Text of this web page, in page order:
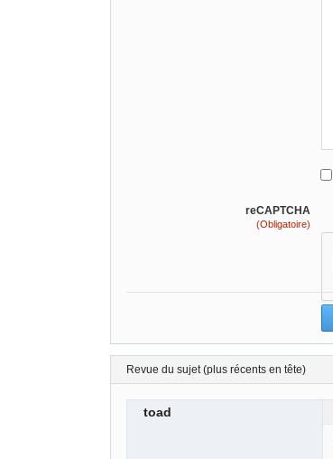
reCAPTCHA
(Obligatoire)
Revue du sujet (plus récents en tête)
toad